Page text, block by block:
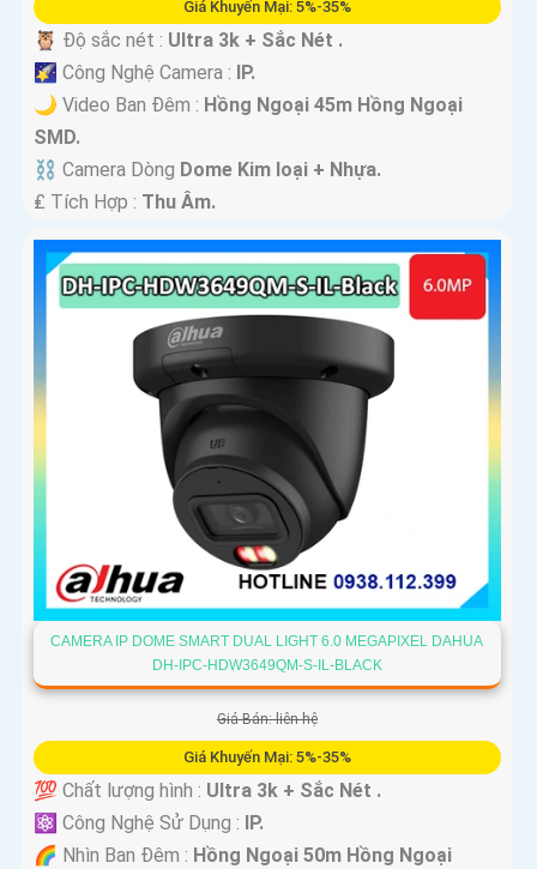
Giá Khuyến Mại: 5%-35%
🦉 Độ sắc nét : Ultra 3k + Sắc Nét .
🌠 Công Nghệ Camera :
IP.
🌙 Video Ban Đêm : Hồng Ngoại 45m Hồng Ngoại
SMD.
⛓ Camera Dòng Dome Kim loại + Nhựa.
️₤ Tích Hợp : Thu Âm.
CAMERA IP DOME SMART DUAL LIGHT 6.0 MEGAPIXEL DAHUA
DH-IPC-HDW3649QM-S-IL-BLACK
Giá Bán: liên hệ
Giá Khuyến Mại: 5%-35%
💯 Chất lượng hình : Ultra 3k + Sắc Nét .
⚛️ Công Nghệ Sử Dụng :
IP.
🌈 Nhìn Ban Đêm : Hồng Ngoại 50m Hồng Ngoại